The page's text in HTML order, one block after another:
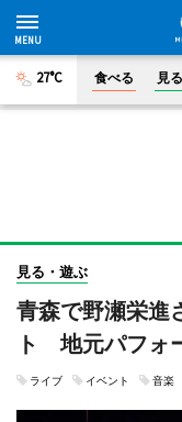
27°C 食べる 見
見る・遊ぶ
青森で野瀬栄進
ト 地元パフォ
ライブ イベント 音楽